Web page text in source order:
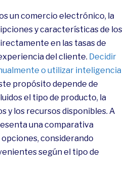
un comercio electrónico, la
y características de los
en las tasas de
del cliente. Decidir
o utilizar inteligencia
propósito depende de
el tipo de producto, la
y los recursos disponibles. A
una comparativa
considerando
según el tipo de